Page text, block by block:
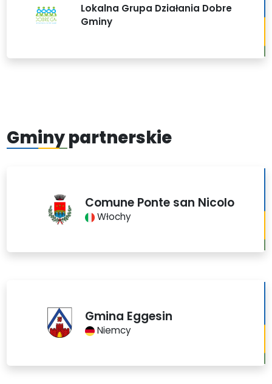
Lokalna Grupa Działania Dobre
Gminy
Gminy partnerskie
Comune Ponte san Nicolo
Włochy
Gmina Eggesin
Niemcy